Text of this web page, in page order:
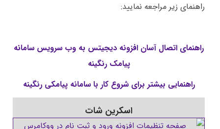
راهنمای زیر مراجعه نمایید:
راهنمای اتصال آسان افزونه دیجیتس به وب سرویس سامانه
پیامک رنگینه
راهنمایی بیشتر برای شروع کار با سامانه پیامکی رنگینه
اسکرین شات